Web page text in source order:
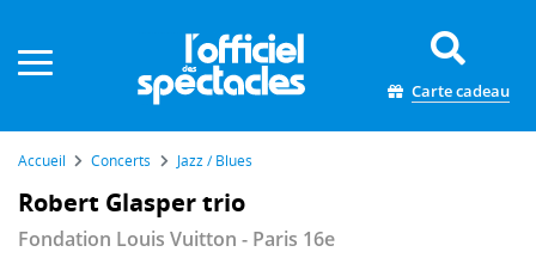
Carte cadeau
Accueil Concerts Jazz / Blues
Robert Glasper trio
Fondation Louis Vuitton - Paris 16e